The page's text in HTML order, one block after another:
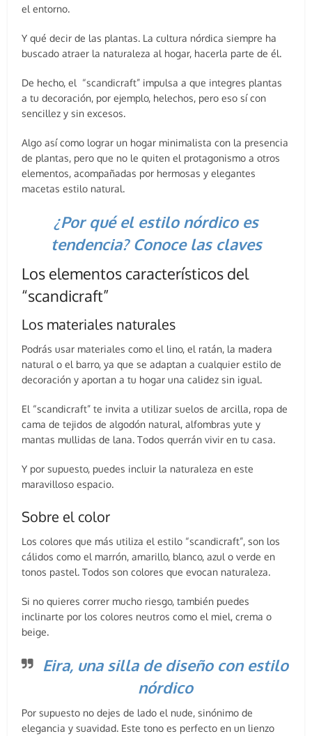
el entorno.
Y qué decir de las plantas. La cultura nórdica siempre ha
buscado atraer la naturaleza al hogar, hacerla parte de él.
De hecho, el “scandicraft” impulsa a que integres plantas
a tu decoración, por ejemplo, helechos, pero eso sí con
sencillez y sin excesos.
Algo así como lograr un hogar minimalista con la presencia
de plantas, pero que no le quiten el protagonismo a otros
elementos, acompañadas por hermosas y elegantes
macetas estilo natural.
¿Por qué el estilo nórdico es
tendencia? Conoce las claves
Los elementos característicos del
“scandicraft”
Los materiales naturales
Podrás usar materiales como el lino, el ratán, la madera
natural o el barro, ya que se adaptan a cualquier estilo de
decoración y aportan a tu hogar una calidez sin igual.
El “scandicraft” te invita a utilizar suelos de arcilla, ropa de
cama de tejidos de algodón natural, alfombras yute y
mantas mullidas de lana. Todos querrán vivir en tu casa.
Y por supuesto, puedes incluir la naturaleza en este
maravilloso espacio.
Sobre el color
Los colores que más utiliza el estilo “scandicraft”, son los
cálidos como el marrón, amarillo, blanco, azul o verde en
tonos pastel. Todos son colores que evocan naturaleza.
Si no quieres correr mucho riesgo, también puedes
inclinarte por los colores neutros como el miel, crema o
beige.
Eira, una silla de diseño con estilo
nórdico
Por supuesto no dejes de lado el nude, sinónimo de
elegancia y suavidad. Este tono es perfecto en un lienzo